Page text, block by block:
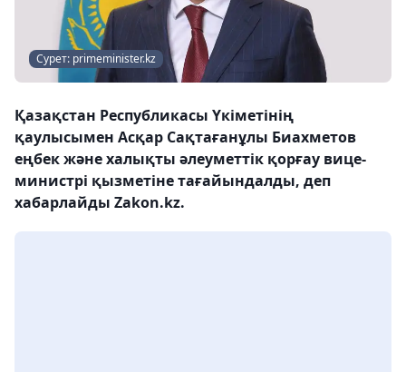
Сурет: primeminister.kz
Қазақстан Республикасы Үкіметінің
қаулысымен Асқар Сақтағанұлы Биахметов
еңбек және халықты әлеуметтік қорғау вице-
министрі қызметіне тағайындалды, деп
хабарлайды Zakon.kz.